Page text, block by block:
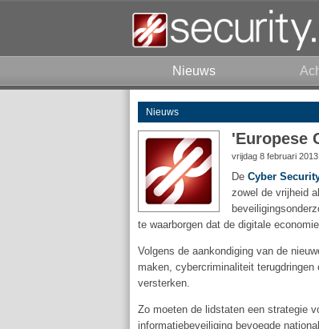
Nieuws
Nieuws
'Europese
vrijdag 8 februari
De Cyber
zowel de vrijheid
te waarborgen dat de digitale
Volgens de aankondiging van de
maken, cybercriminaliteit
versterken.
Zo moeten de lidstaten een strategie
informatiebeveiliging bevoegde